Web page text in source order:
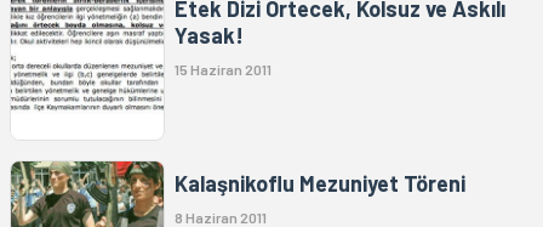
Etek Dizi Örtecek, Kolsuz ve Askılı
Yasak!
15 Haziran 2011
Kalaşnikoflu Mezuniyet Töreni
8 Haziran 2011